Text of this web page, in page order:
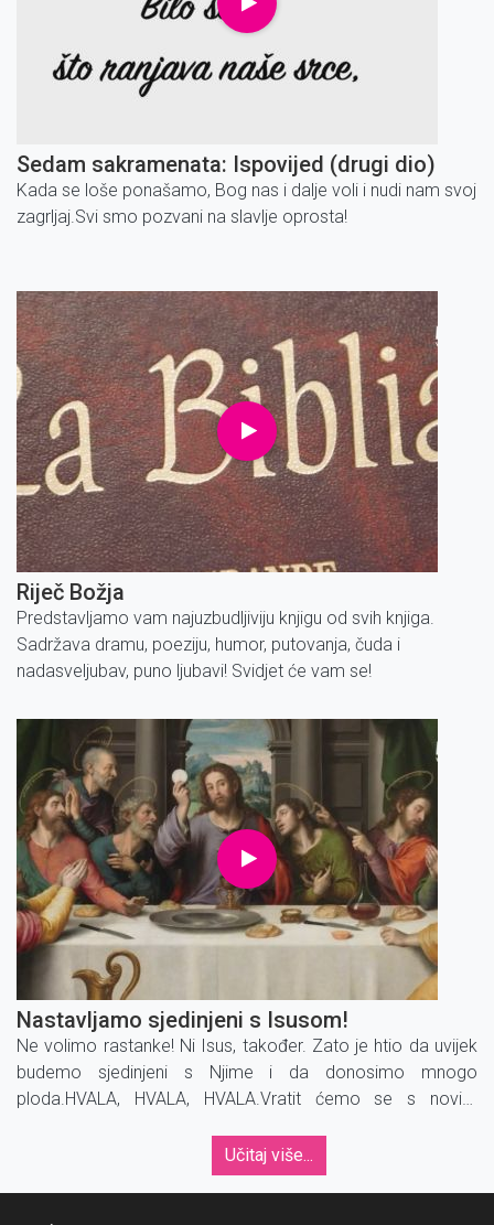
Sedam sakramenata: Ispovijed (drugi dio)
Kada se loše ponašamo, Bog nas i dalje voli i nudi nam svoj
zagrljaj.Svi smo pozvani na slavlje oprosta!
Riječ Božja
Predstavljamo vam najuzbudljiviju knjigu od svih knjiga.
Sadržava dramu, poeziju, humor, putovanja, čuda i
nadasveljubav, puno ljubavi! Svidjet će vam se!
Nastavljamo sjedinjeni s Isusom!
Ne volimo rastanke! Ni Isus, također. Zato je htio da uvijek
budemo sjedinjeni s Njime i da donosimo mnogo
ploda.HVALA, HVALA, HVALA.Vratit ćemo se s novim
Učitaj više...